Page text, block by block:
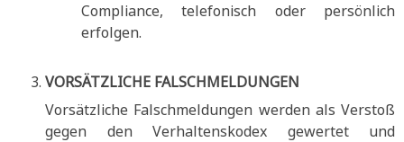
Compliance, telefonisch oder persönlich
erfolgen.
VORSÄTZLICHE FALSCHMELDUNGEN
Vorsätzliche Falschmeldungen werden als Verstoß
gegen den Verhaltenskodex gewertet und